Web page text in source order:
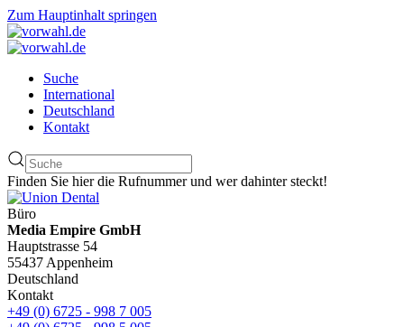
Zum Hauptinhalt springen
Suche
International
Deutschland
Kontakt
Finden Sie hier die Rufnummer und wer dahinter steckt!
Büro
Media Empire GmbH
Hauptstrasse 54
55437 Appenheim
Deutschland
Kontakt
+49 (0) 6725 - 998 7 005